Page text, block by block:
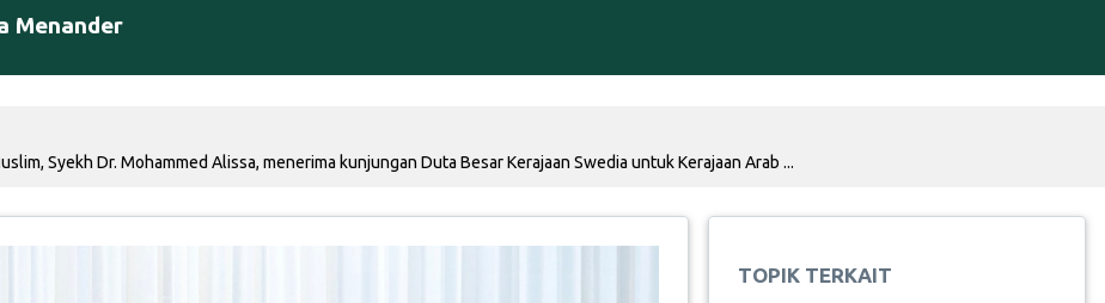
Menander
Syekh Dr. Mohammed Alissa, menerima kunjungan Duta Besar Kerajaan Swedia untuk Kerajaan Arab ...
TOPIK TERKAIT